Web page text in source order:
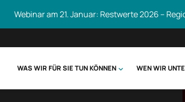
Webinar am 21. Januar: Restwerte 2026 –
WAS WIR FÜR SIE TUN KÖNNEN WEN WIR